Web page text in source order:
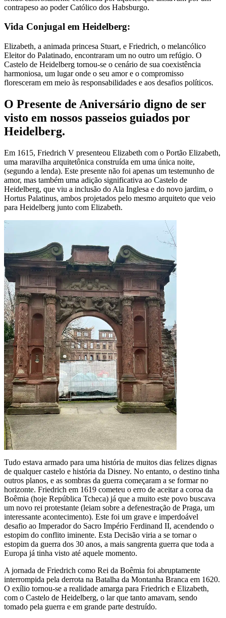
contrapeso ao poder Católico dos Habsburgo.
Vida Conjugal em Heidelberg:
Elizabeth, a animada princesa Stuart, e Friedrich, o melancólico
Eleitor do Palatinado, encontraram um no outro um refúgio. O
Castelo de Heidelberg tornou-se o cenário de sua coexistência
harmoniosa, um lugar onde o seu amor e o compromisso
floresceram em meio às responsabilidades e aos desafios políticos.
O Presente de Aniversário digno de ser
visto em nossos passeios guiados por
Heidelberg.
Em 1615, Friedrich V presenteou Elizabeth com o Portão Elizabeth,
uma maravilha arquitetônica construída em uma única noite,
(segundo a lenda). Este presente não foi apenas um testemunho de
amor, mas também uma adição significativa ao Castelo de
Heidelberg, que viu a inclusão do Ala Inglesa e do novo jardim, o
Hortus Palatinus, ambos projetados pelo mesmo arquiteto que veio
para Heidelberg junto com Elizabeth.
Tudo estava armado para uma história de muitos dias felizes dignas
de qualquer castelo e história da Disney. No entanto, o destino tinha
outros planos, e as sombras da guerra começaram a se formar no
horizonte. Friedrich em 1619 cometeu o erro de aceitar a coroa da
Boêmia (hoje República Tcheca) já que a muito este povo buscava
um novo rei protestante (leiam sobre a defenestração de Praga, um
interessante acontecimento). Este foi um grave e imperdoável
desafio ao Imperador do Sacro Império Ferdinand II, acendendo o
estopim do conflito iminente. Esta Decisão viria a se tornar o
estopim da guerra dos 30 anos, a mais sangrenta guerra que toda a
Europa já tinha visto até aquele momento.
A jornada de Friedrich como Rei da Boêmia foi abruptamente
interrompida pela derrota na Batalha da Montanha Branca em 1620.
O exílio tornou-se a realidade amarga para Friedrich e Elizabeth,
com o Castelo de Heidelberg, o lar que tanto amavam, sendo
tomado pela guerra e em grande parte destruído.